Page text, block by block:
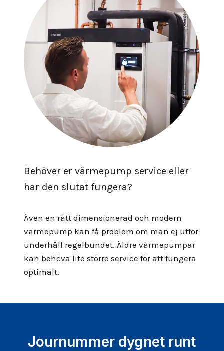
Behöver er värmepump service eller
har den slutat fungera?
Även en rätt dimensionerad och modern
värmepump kan få problem om man ej utför
underhåll regelbundet. Äldre värmepumpar
kan behöva lite större service för att fungera
optimalt.
Journummer dygnet runt